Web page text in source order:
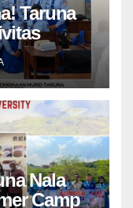
Taruna
Tes
Nala
Camp